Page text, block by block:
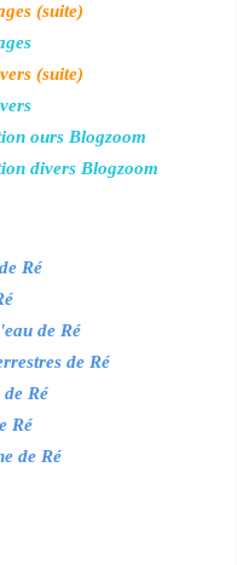
(suite)
(suite)
ours Blogzoom
divers Blogzoom
Ré
de Ré
de Ré
Ré
Ré
de Ré